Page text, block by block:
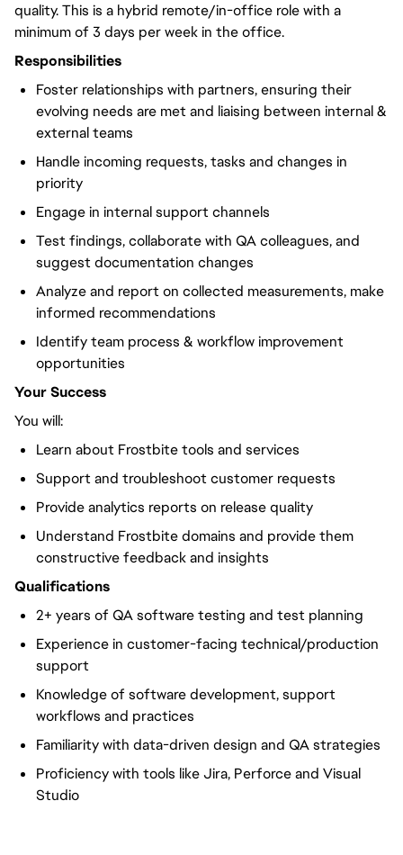
quality. This is a hybrid remote/in-office role with a
minimum of 3 days per week in the office.
Responsibilities
Foster relationships with partners, ensuring their
evolving needs are met and liaising between internal &
external teams
Handle incoming requests, tasks and changes in
priority
Engage in internal support channels
Test findings, collaborate with QA colleagues, and
suggest documentation changes
Analyze and report on collected measurements, make
informed recommendations
Identify team process & workflow improvement
opportunities
Your Success
You will:
Learn about Frostbite tools and services
Support and troubleshoot customer requests
Provide analytics reports on release quality
Understand Frostbite domains and provide them
constructive feedback and insights
Qualifications
2+ years of QA software testing and test planning
Experience in customer-facing technical/production
support
Knowledge of software development, support
workflows and practices
Familiarity with data-driven design and QA strategies
Proficiency with tools like Jira, Perforce and Visual
Studio